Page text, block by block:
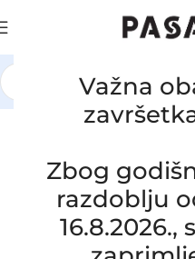
Važna
Zbog
razdoblju
AUTOMOBILI /
Click to enlarge